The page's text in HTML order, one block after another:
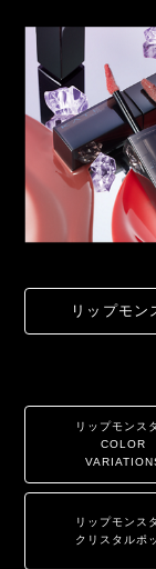
リップモン
リップモンス
COLOR
リップモンス
クリスタルポ